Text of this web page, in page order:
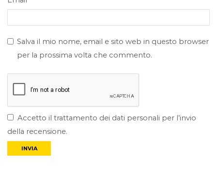
Salva il mio nome, email e sito web in questo browser
per la prossima volta che commento.
Accetto il trattamento dei dati personali per l’invio
della recensione.